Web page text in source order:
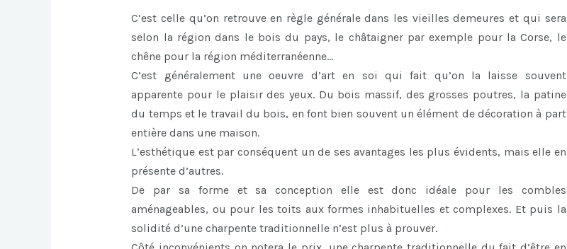
C’est celle qu’on retrouve en règle générale dans les vieilles demeures et qui sera
selon la région dans le bois du pays, le châtaigner par exemple pour la Corse, le
chêne pour la région méditerranéenne…
C’est généralement une oeuvre d’art en soi qui fait qu’on la laisse souvent
apparente pour le plaisir des yeux. Du bois massif, des grosses poutres, la patine
du temps et le travail du bois, en font bien souvent un élément de décoration à part
entière dans une maison.
L’esthétique est par conséquent un de ses avantages les plus évidents, mais elle en
présente d’autres.
De par sa forme et sa conception elle est donc idéale pour les combles
aménageables, ou pour les toits aux formes inhabituelles et complexes. Et puis la
solidité d’une charpente traditionnelle n’est plus à prouver.